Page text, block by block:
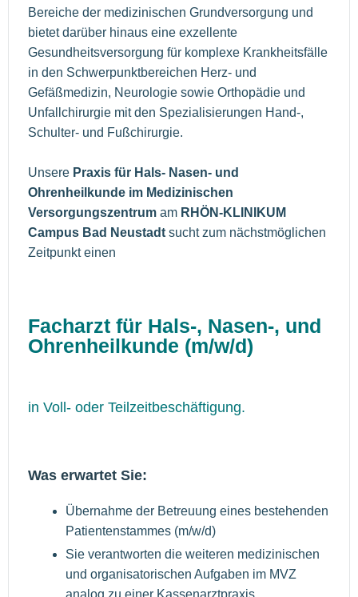
Bereiche der medizinischen Grundversorgung und
bietet darüber hinaus eine exzellente
Gesundheitsversorgung für komplexe Krankheitsfälle
in den Schwerpunktbereichen Herz- und
Gefäßmedizin, Neurologie sowie Orthopädie und
Unfallchirurgie mit den Spezialisierungen Hand-,
Schulter- und Fußchirurgie.
Unsere Praxis für Hals- Nasen- und
Ohrenheilkunde im Medizinischen
Versorgungszentrum am RHÖN-KLINIKUM
Campus Bad Neustadt sucht zum nächstmöglichen
Zeitpunkt einen
Facharzt für Hals-, Nasen-, und
Ohrenheilkunde (m/w/d)
in Voll- oder Teilzeitbeschäftigung.
Was erwartet Sie:
Übernahme der Betreuung eines bestehenden
Patientenstammes (m/w/d)
Sie verantworten die weiteren medizinischen
und organisatorischen Aufgaben im MVZ
analog zu einer Kassenarztpraxis